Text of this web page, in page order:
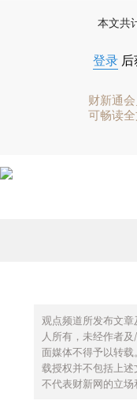
本文共
登录
财新通会
可畅读全
观点频道所发布文
人所有，未经作者
面媒体不得予以转
载授权并不包括上述
不代表财新网的立场